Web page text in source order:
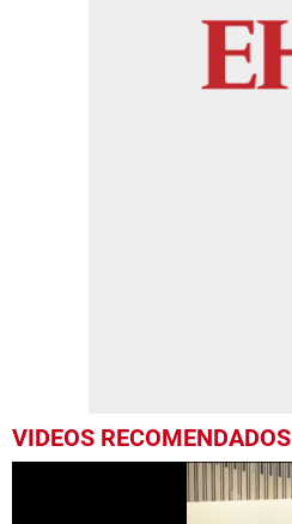
VIDEOS RECOMENDADOS